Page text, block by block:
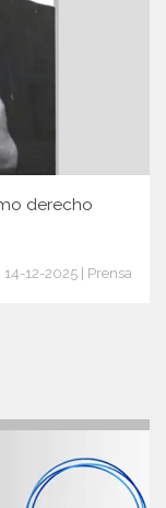
derecho
14-12-2025 | Prensa